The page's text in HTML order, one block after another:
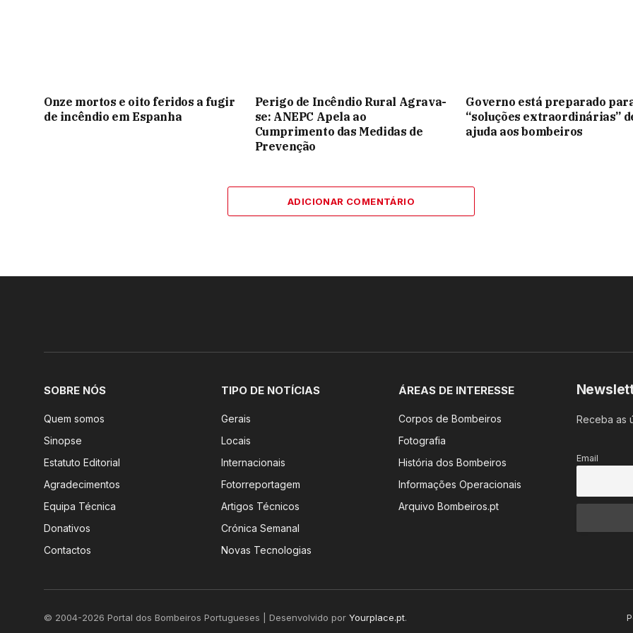
Onze mortos e oito feridos a fugir
de incêndio em Espanha
Perigo de Incêndio Rural Agrava-
se: ANEPC Apela ao
Cumprimento das Medidas de
Prevenção
Governo está preparado
“soluções extraordinárias”
ajuda aos bombeiros
ADICIONAR COMENTÁRIO
SOBRE NÓS
Quem somos
Sinopse
Estatuto Editorial
Agradecimentos
Equipa Técnica
Donativos
Contactos
TIPO DE NOTÍCIAS
Gerais
Locais
Internacionais
Fotorreportagem
Artigos Técnicos
Crónica Semanal
Novas Tecnologias
ÁREAS DE INTERESSE
Corpos de Bombeiros
Fotografia
História dos Bombeiros
Informações Operacionais
Arquivo Bombeiros.pt
Receba as
Email
© 2004-2026 Portal dos Bombeiros Portugueses | Desenvolvido por Yourplace.pt.